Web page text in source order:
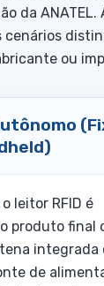
da ANATEL.
ou
leitor RFID é
produto final
integrada
de